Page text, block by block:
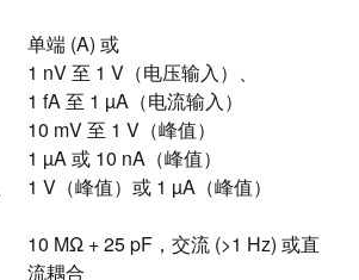
单端 (A) 或
1 nV 至 1 V（电压输入）、
1 fA 至 1 µA（电流输入）
10 mV 至 1 V（峰值）
1 µA 或 10 nA（峰值）
1 V（峰值）或 1 µA（峰值）
10 MΩ + 25 pF，交流 (>1 Hz) 或直
流耦合